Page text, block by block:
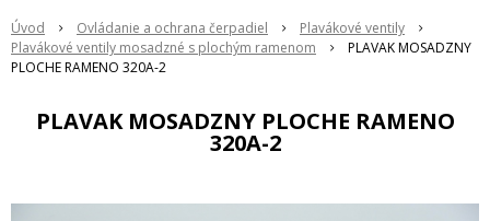
Úvod Ovládanie a ochrana čerpadiel
Plavákové ventily
Plavákové ventily mosadzné s plochým ramenom
PLAVAK MOSADZNY
PLOCHE RAMENO 320A-2
PLAVAK MOSADZNY PLOCHE RAMENO
320A-2